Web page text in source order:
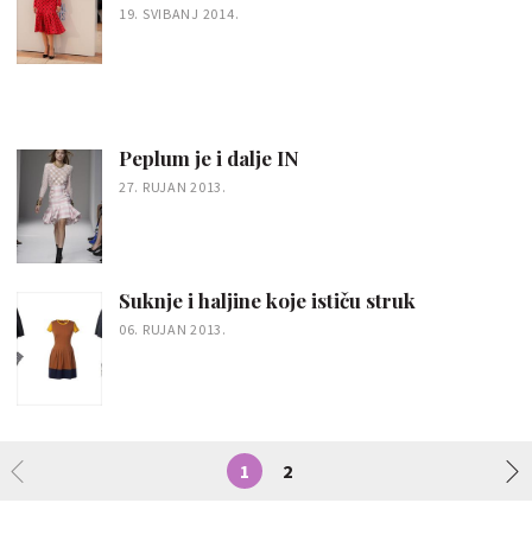
19. SVIBANJ 2014.
Peplum je i dalje IN
27. RUJAN 2013.
Suknje i haljine koje ističu struk
06. RUJAN 2013.
1 2